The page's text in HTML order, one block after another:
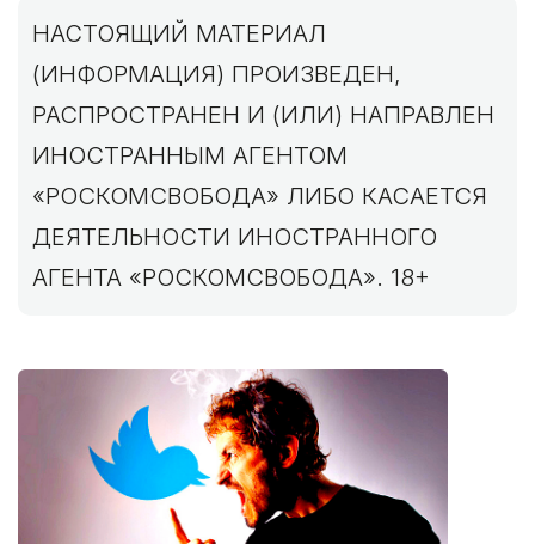
НАСТОЯЩИЙ МАТЕРИАЛ
(ИНФОРМАЦИЯ) ПРОИЗВЕДЕН,
РАСПРОСТРАНЕН И (ИЛИ) НАПРАВЛЕН
ИНОСТРАННЫМ АГЕНТОМ
«РОСКОМСВОБОДА» ЛИБО КАСАЕТСЯ
ДЕЯТЕЛЬНОСТИ ИНОСТРАННОГО
АГЕНТА «РОСКОМСВОБОДА». 18+